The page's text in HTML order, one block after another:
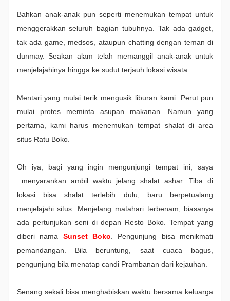
Bahkan anak-anak pun seperti menemukan tempat untuk
menggerakkan seluruh bagian tubuhnya. Tak ada gadget,
tak ada game, medsos, ataupun chatting dengan teman di
dunmay. Seakan alam telah memanggil anak-anak untuk
menjelajahinya hingga ke sudut terjauh lokasi wisata.
Mentari yang mulai terik mengusik liburan kami. Perut pun
mulai protes meminta asupan makanan. Namun yang
pertama, kami harus menemukan tempat shalat di area
situs Ratu Boko.
Oh iya, bagi yang ingin mengunjungi tempat ini, saya
menyarankan ambil waktu jelang shalat ashar. Tiba di
lokasi bisa shalat terlebih dulu, baru berpetualang
menjelajahi situs. Menjelang matahari terbenam, biasanya
ada pertunjukan seni di depan Resto Boko. Tempat yang
diberi nama Sunset Boko. Pengunjung bisa menikmati
pemandangan. Bila beruntung, saat cuaca bagus,
pengunjung bila menatap candi Prambanan dari kejauhan.
Senang sekali bisa menghabiskan waktu bersama keluarga